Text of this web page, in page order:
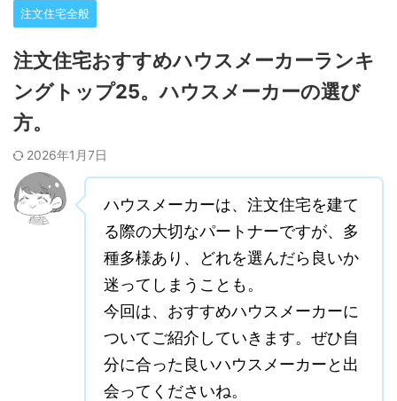
注文住宅全般
注文住宅おすすめハウスメーカーランキ
ングトップ25。ハウスメーカーの選び
方。
2026年1月7日
ハウスメーカーは、注文住宅を建て
る際の大切なパートナーですが、多
種多様あり、どれを選んだら良いか
迷ってしまうことも。
今回は、おすすめハウスメーカーに
ついてご紹介していきます。ぜひ自
分に合った良いハウスメーカーと出
会ってくださいね。